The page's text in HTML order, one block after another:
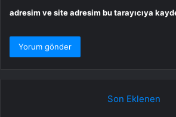
adresim ve site adresim bu tarayıcıya
Son Eklenen